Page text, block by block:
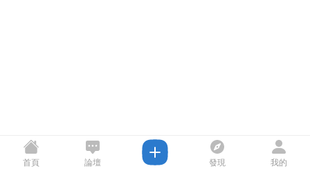
首頁 論壇 發現 我的